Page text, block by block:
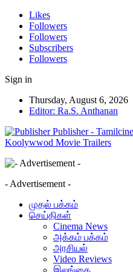
Likes
Followers
Followers
Subscribers
Followers
Sign in
Thursday, August 6, 2026
Editor: Ra.S. Anthanan
Publisher -
Koolywwod Movie Trailers
- Advertisement -
முதல் பக்கம்
செய்திகள்
Cinema News
அக்கம் பக்கம்
அரசியல்
Video Reviews
இலங்கை